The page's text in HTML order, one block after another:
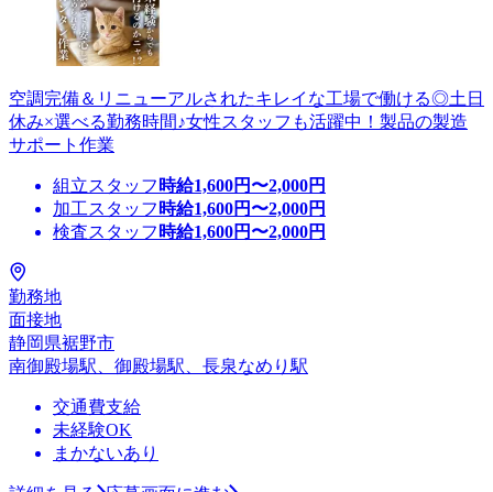
空調完備＆リニューアルされたキレイな工場で働ける◎土日
休み×選べる勤務時間♪女性スタッフも活躍中！製品の製造
サポート作業
組立スタッフ 時給1,600円〜2,000円
加工スタッフ 時給1,600円〜2,000円
検査スタッフ 時給1,600円〜2,000円
勤務地
面接地
静岡県裾野市
南御殿場駅、御殿場駅、長泉なめり駅
交通費支給
未経験OK
まかないあり